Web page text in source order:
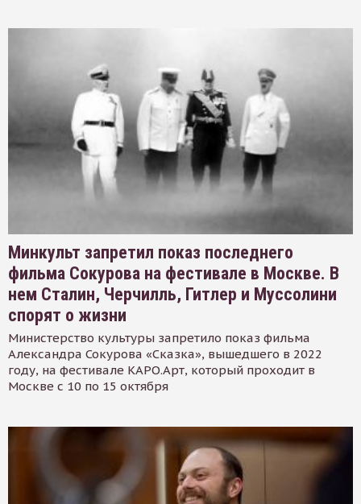
Минкульт запретил показ последнего
фильма Сокурова на фестивале в Москве. В
нем Сталин, Черчилль, Гитлер и Муссолини
спорят о жизни
Министерство культуры запретило показ фильма
Александра Сокурова «Сказка», вышедшего в 2022
году, на фестивале КАРО.Арт, который проходит в
Москве с 10 по 15 октября